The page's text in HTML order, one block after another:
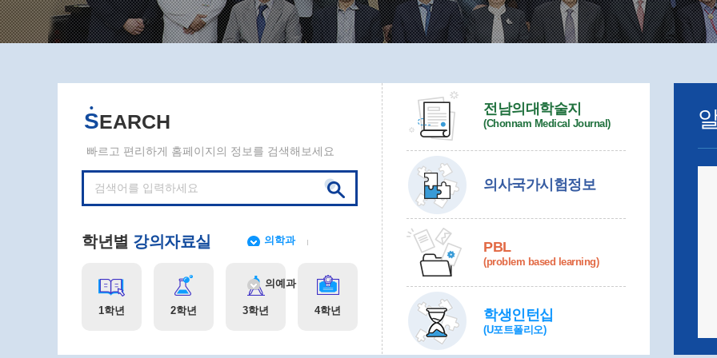
SEARCH
빠르고 편리하게 홈페이지의 정보를 검색해보세요
학년별 강의자료실 의학과
1학년 2학년 3학년 4학년
의예과
전남의대학술지
(Chonnam Medical Journal)
의사국가시험정보
PBL
(problem based learning)
학생인턴십
(U포트폴리오)